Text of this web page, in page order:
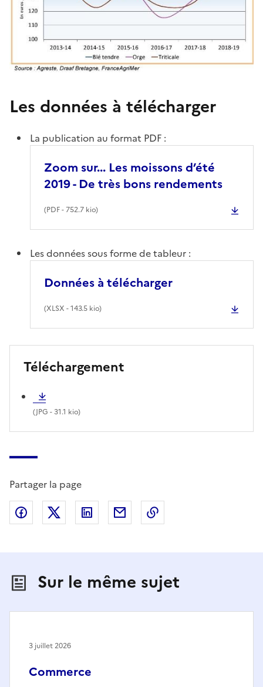
Les données à télécharger
La publication au format PDF :
Zoom sur... Les moissons d’été
2019 - De très bons rendements
(PDF- 752.7 kio)
Les données sous forme de tableur :
Données à télécharger
(XLSX - 143.5 kio)
Téléchargement
(JPG - 31.1 kio)
Partager la page
Partager sur Facebook
Partager sur X (anciennement Twitter)
Partager sur LinkedIn
Partager par email
Sur le même sujet
Commerce
3 juillet 2026